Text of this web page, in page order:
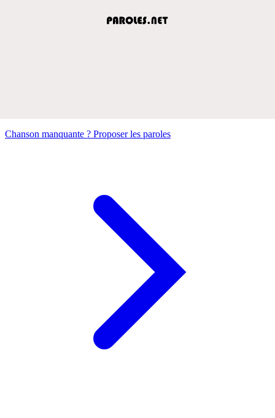
Chanson manquante ? Proposer les paroles